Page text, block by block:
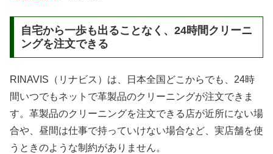
自宅から一歩も出ることなく、24時間クリーニ
ングを注文できる
RINAVIS（リナビス）は、日本全国どこからでも、24時
間いつでもネットで革製品のクリーニングが注文できま
す。革製品のクリーニングを注文できる店が近所にない場
合や、昼間は仕事で持っていけない場合など、実店舗を使
うときのような制約がありません。